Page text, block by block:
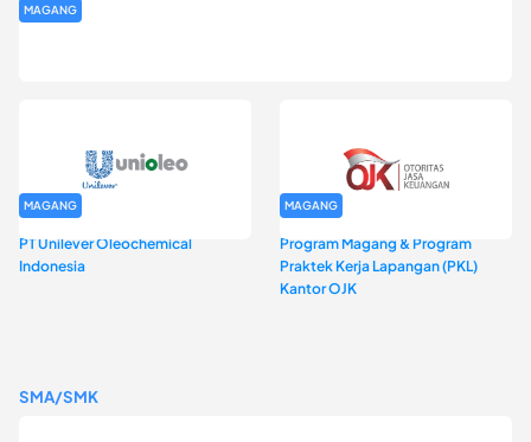
MAGANG
MAGANG
PT Unilever Oleochemical
Indonesia
MAGANG
Program Magang & Program
Praktek Kerja Lapangan (PKL)
Kantor OJK
SMA/SMK